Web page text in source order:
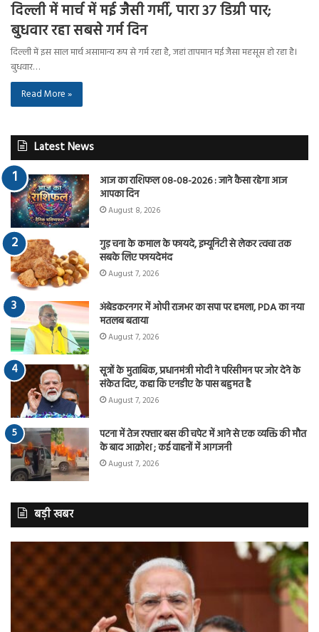
दिल्ली में मार्च में मई जैसी गर्मी, पारा 37 डिग्री पार;
बुधवार रहा सबसे गर्म दिन
दिल्ली में इस साल मार्च असामान्य रूप से गर्म रहा है, जहां तापमान मई जैसा महसूस हो रहा है।
बुधवार…
Read More »
Latest News
आज का राशिफल 08-08-2026 : जाने कैसा रहेगा आज
आपका दिन
August 8, 2026
गुड़ चना के कमाल के फायदे, इम्यूनिटी से लेकर त्वचा तक
सबके लिए फायदेमंद
August 7, 2026
अंबेडकरनगर में ओपी राजभर का सपा पर हमला, PDA का नया
मतलब बताया
August 7, 2026
सूत्रों के मुताबिक, प्रधानमंत्री मोदी ने परिसीमन पर जोर देने के
संकेत दिए, कहा कि एनडीए के पास बहुमत है
August 7, 2026
पटना में तेज रफ्तार बस की चपेट में आने से एक व्यक्ति की मौत
के बाद आक्रोश ; कई वाहनों में आगजनी
August 7, 2026
बड़ी खबर